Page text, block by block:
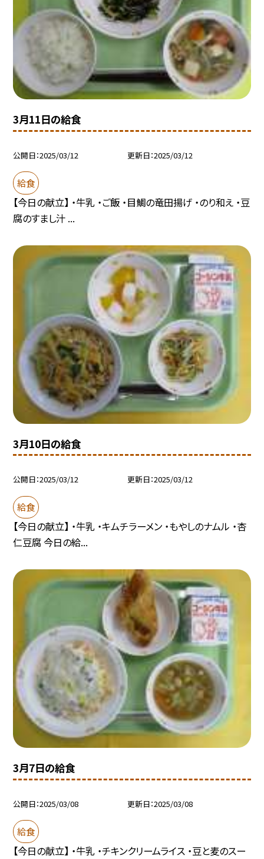
3月11日の給食
公開日 2025/03/12 更新日 2025/03/12
給食
【今日の献立】 ・牛乳 ・ご飯 ・目鯛の竜田揚げ ・のり和え ・豆
腐のすまし汁 ...
3月10日の給食
公開日 2025/03/12 更新日 2025/03/12
給食
【今日の献立】 ・牛乳 ・キムチラーメン ・もやしのナムル ・杏
仁豆腐 今日の給...
3月7日の給食
公開日 2025/03/08 更新日 2025/03/08
給食
【今日の献立】 ・牛乳 ・チキンクリームライス ・豆と麦のスー